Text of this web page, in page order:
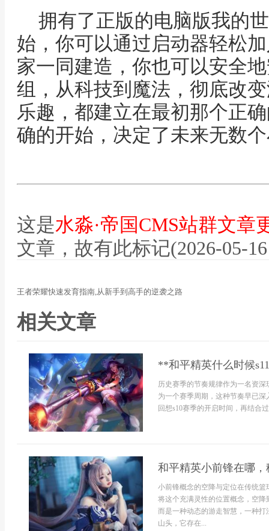
拥有了正版的电脑版我的
始，你可以通过启动器轻松
家一同建造，你也可以安全
组，从科技到魔法，彻底改
乐趣，都建立在最初那个正
确的开始，决定了未来无数
这是水淼·帝国CMS站群文章
文章，故有此标记(2026-05-
王者荣耀快速发育指南,从新手到高手的逆袭之路
相关文章
**和平精英什么时候
历史赛季的节奏规律作为一名资
为一个赛季周期，这种节奏早已
回想s10赛季的开启时间，再结合
和平精英小前锋在哪
小前锋概念的空降与定位在传统
将这个充满灵性的位置概念，空
而是一种动态的游走智慧，一种
山头，它存在...